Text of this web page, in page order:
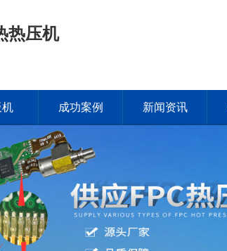
热压机
机 成功案例 新闻资讯